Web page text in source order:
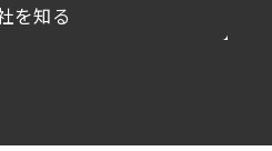
を知る